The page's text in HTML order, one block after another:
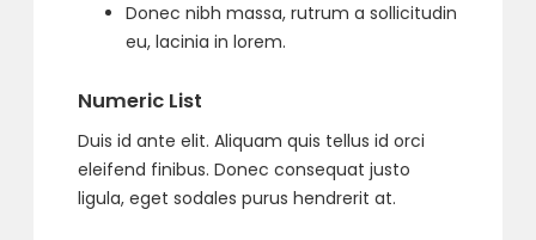
Donec nibh massa, rutrum a sollicitudin
eu, lacinia in lorem.
Numeric List
Duis id ante elit. Aliquam quis tellus id orci
eleifend finibus. Donec consequat justo
ligula, eget sodales purus hendrerit at.